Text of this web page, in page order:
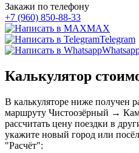
Закажи по телефону
+7 (960) 850-88-33
MAX
Telegram
Калькулятор
В калькуляторе ниже получен
маршруту Чистоозёрный →
рассчитать цену поездки в
укажите новый город или
"Расчёт":